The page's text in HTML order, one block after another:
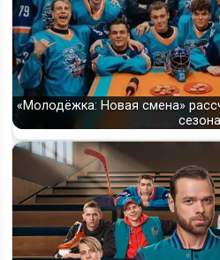
«Молодёжка: Новая смена»
сезона